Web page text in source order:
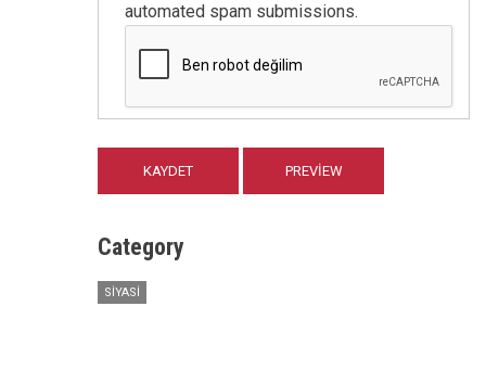
automated spam submissions.
Category
SIYASI